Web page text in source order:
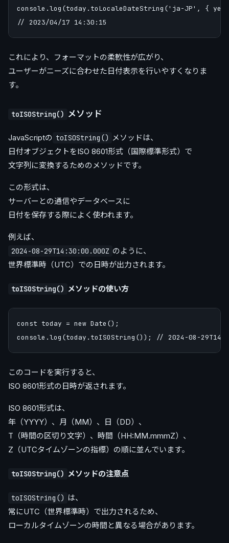
console.log(today.toLocaleDateString('ja-JP',
これにより、フォーマットの柔軟性が広がり、
ユーザーがニーズに合わせた日付表示を行いやすくなりま
す。
toISOString() メソッド
JavaScriptの toISOString() メソッドは、
日付オブジェクトをISO 8601形式（国際標準形式）で
文字列に変換するためのメソッドです。
この形式は、
サーバーとの通信やデータベースに
日付を保存する際によく使われます。
例えば、
2024-08-29T14:30:00.000Z のように、
世界標準時（UTC）での日時が出力されます。
toISOString() メソッドの使い方
const today = new Date();
このコードを実行すると、
ISO 8601形式の日時が返されます。
ISO 8601形式は、
年（YYYY）、月（MM）、日（DD）、
T（時間の区切り文字）、時間（HH:MM.mmmZ）、
Z（UTCタイムゾーンの指標）の順に並んでいます。
toISOString() メソッドの注意点
toISOString() は、
常にUTC（世界標準時）で出力されるため、
ローカルタイムゾーンの時間と異なる場合があります。